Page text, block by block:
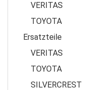
VERITAS
TOYOTA
Ersatzteile
VERITAS
TOYOTA
SILVERCREST